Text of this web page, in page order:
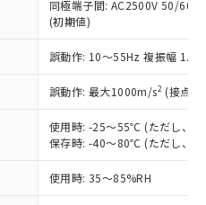
同極端子間: AC2500V 50/
(初期値)
誤動作: 10～55Hz 複振幅
誤動作: 最大1000m/s2 (接点
使用時: -25～55℃ (ただし、氷
保存時: -40～80℃ (ただし、氷
使用時: 35～85%RH
よび標準価格はお客
またはお客様担当のオ
販売店・当社販売員に
器販売店や当社販売拠
トワーク
」をご確認
標準価格結果を当社の
第三者に漏洩または開
ル酸ビス(2-エチルヘキシ
以下、フタル酸ブチ
以下、フタル酸ジブチル
タル酸ジイソブチル
および制御機器に対する
については閾値を超える意
しています。
、 PBBs(ポリ臭化ビフェ
ポリ臭化ジフェニルエーテ
フタル酸ブチルベンジ
ルヘキシル)) : 1000ppm
物質）のすべてが基
示します。
破棄する場合は、完
を講じます。
、核兵器、ミサイ
物兵器またはその他
らの製造装置等に一切
品を第三者に販売する
2および3の内容を当
します。また当社は、
の在庫あり
満たないが在庫あり
新の在庫状況につ
客様のお取引先、ま
担当のオムロン制御
・当社販売員にご確